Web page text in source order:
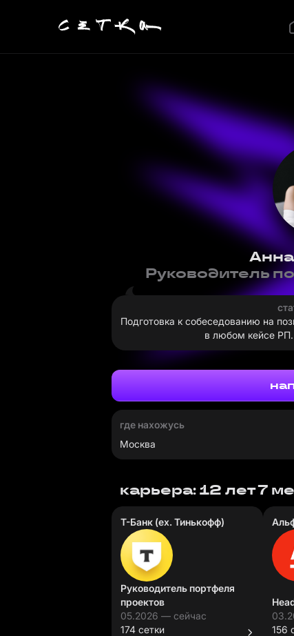
Руководитель
Подготовка к собеседованию на
в любом кейсе РП.
где нахожусь
Москва
карьера: 12 лет 7
Т-Банк (ex. Тинькофф)
Руководитель портфеля
проектов
05.2026 — сейчас
174 сетки
156